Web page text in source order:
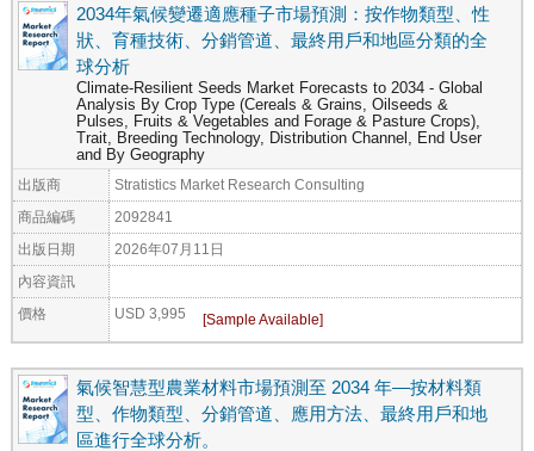
2034年氣候變遷適應種子市場預測：按作物類型、性
狀、育種技術、分銷管道、最終用戶和地區分類的全
球分析
Climate-Resilient Seeds Market Forecasts to 2034 - Global
Analysis By Crop Type (Cereals & Grains, Oilseeds &
Pulses, Fruits & Vegetables and Forage & Pasture Crops),
Trait, Breeding Technology, Distribution Channel, End User
and By Geography
出版商 Stratistics Market Research Consulting
商品編碼 2092841
出版日期 2026年07月11日
內容資訊
價格 USD 3,995
氣候智慧型農業材料市場預測至 2034 年—按材料類
型、作物類型、分銷管道、應用方法、最終用戶和地
區進行全球分析。